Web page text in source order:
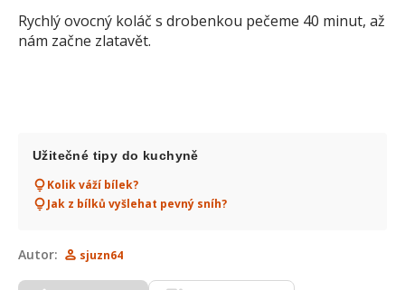
Rychlý ovocný koláč s drobenkou pečeme 40 minut, až
nám začne zlatavět.
Užitečné tipy do kuchyně
Kolik váží bílek?
Jak z bílků vyšlehat pevný sníh?
Autor: sjuzn64